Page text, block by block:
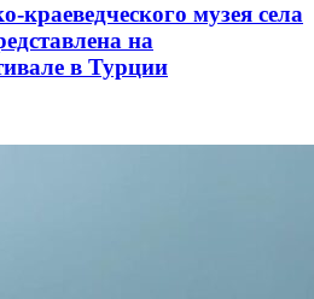
краеведческого музея села
на
в Турции